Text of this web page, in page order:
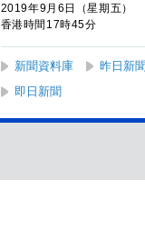
2019年9月6日（星期五）
香港時間17時45分
新聞資料庫 昨日新聞
即日新聞